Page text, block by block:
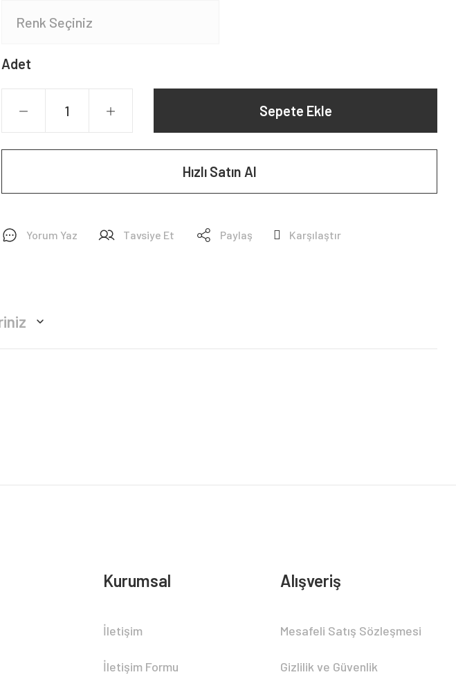
Adet
Sepete Ekle
Hızlı Satın Al
Yorum Yaz Tavsiye Et Paylaş Karşılaştır
Kurumsal
İletişim
İletişim Formu
Alışveriş
Mesafeli Satış Sözleşmesi
Gizlilik ve Güvenlik